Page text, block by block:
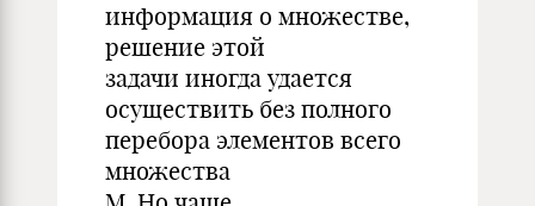
информация о множестве,
решение этой
задачи иногда удается
осуществить без полного
перебора элементов всего
множества